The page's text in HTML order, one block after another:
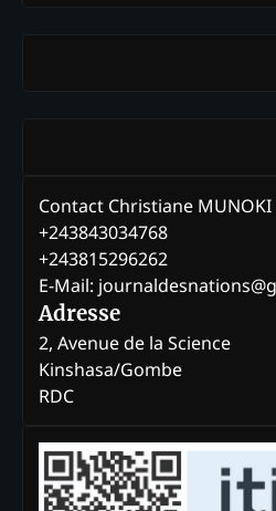
Contact Christiane MUNOKI
+243843034768
+243815296262
E-Mail:
Adresse
2, Avenue de la Science
Kinshasa/Gombe
RDC